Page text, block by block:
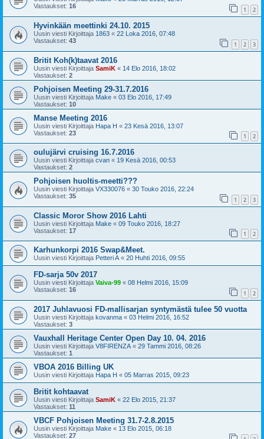
Vastaukset: 16 1 2
Hyvinkään meettinki 24.10. 2015
Uusin viesti Kirjoittaja 1863 « 22 Loka 2016, 07:48
Vastaukset: 43 1 2 3
Britit Koh(k)taavat 2016
Uusin viesti Kirjoittaja SamiK « 14 Elo 2016, 18:02
Vastaukset: 2
Pohjoisen Meeting 29-31.7.2016
Uusin viesti Kirjoittaja Make « 03 Elo 2016, 17:49
Vastaukset: 10
Manse Meeting 2016
Uusin viesti Kirjoittaja Hapa H « 23 Kesä 2016, 13:07
Vastaukset: 23 1 2
oulujärvi cruising 16.7.2016
Uusin viesti Kirjoittaja cvan « 19 Kesä 2016, 00:53
Vastaukset: 2
Pohjoisen huoltis-meetti???
Uusin viesti Kirjoittaja VX330076 « 30 Touko 2016, 22:24
Vastaukset: 35 1 2 3
Classic Moror Show 2016 Lahti
Uusin viesti Kirjoittaja Make « 09 Touko 2016, 18:27
Vastaukset: 17 1 2
Karhunkorpi 2016 Swap&Meet.
Uusin viesti Kirjoittaja Petteri A« 20 Huhti 2016, 09:55
FD-sarja 50v 2017
Uusin viesti Kirjoittaja Vaiva-99 « 08 Helmi 2016, 15:09
Vastaukset: 16 1 2
2017 Juhlavuosi FD-mallisarjan syntymästä tulee 50 vuotta
Uusin viesti Kirjoittaja kovanma « 03 Helmi 2016, 16:52
Vastaukset: 3
Vauxhall Heritage Center Open Day 10. 04. 2016
Uusin viesti Kirjoittaja V8FIRENZA « 29 Tammi 2016, 08:26
Vastaukset: 1
VBOA 2016 Billing UK
Uusin viesti Kirjoittaja Hapa H « 05 Marras 2015, 09:23
Britit kohtaavat
Uusin viesti Kirjoittaja SamiK « 22 Elo 2015, 21:37
Vastaukset: 11
VBCF Pohjoisen Meeting 31.7-2.8.2015
Uusin viesti Kirjoittaja Make « 13 Elo 2015, 06:18
Vastaukset: 27